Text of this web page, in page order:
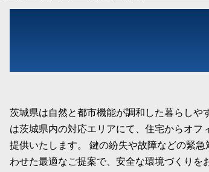
茨城県は自然と都市機能が調和した暮らしや
は茨城県内の対応エリアにて、住宅からオ
提供いたします。 鍵の紛失や故障などの緊
わせた最適なご提案で、安全な環境づくりを